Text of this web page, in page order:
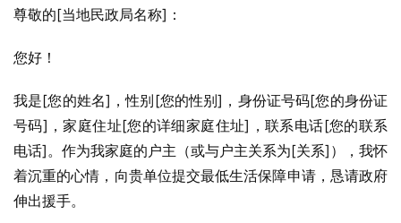
尊敬的[当地民政局名称]：
您好！
我是[您的姓名]，性别[您的性别]，身份证号码[您的身份证
号码]，家庭住址[您的详细家庭住址]，联系电话[您的联系
电话]。作为我家庭的户主（或与户主关系为[关系]），我怀
着沉重的心情，向贵单位提交最低生活保障申请，恳请政府
伸出援手。